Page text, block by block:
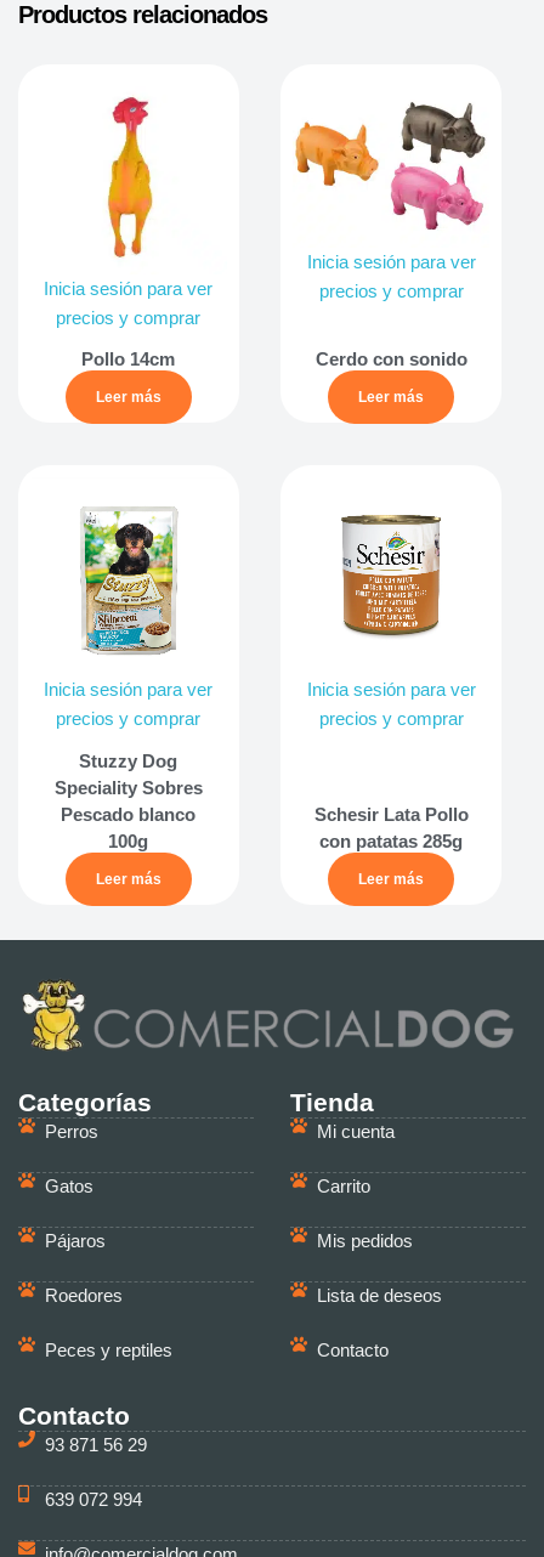
Productos relacionados
Inicia sesión para ver
precios y comprar
Pollo 14cm
Leer más
Inicia sesión para ver
precios y comprar
Cerdo con sonido
Leer más
Inicia sesión para ver
precios y comprar
Stuzzy Dog
Speciality Sobres
Pescado blanco
100g
Leer más
Inicia sesión para ver
precios y comprar
Schesir Lata Pollo
con patatas 285g
Leer más
Categorías
Perros
Gatos
Pájaros
Roedores
Peces y reptiles
Tienda
Mi cuenta
Carrito
Mis pedidos
Lista de deseos
Contacto
Contacto
93 871 56 29
639 072 994